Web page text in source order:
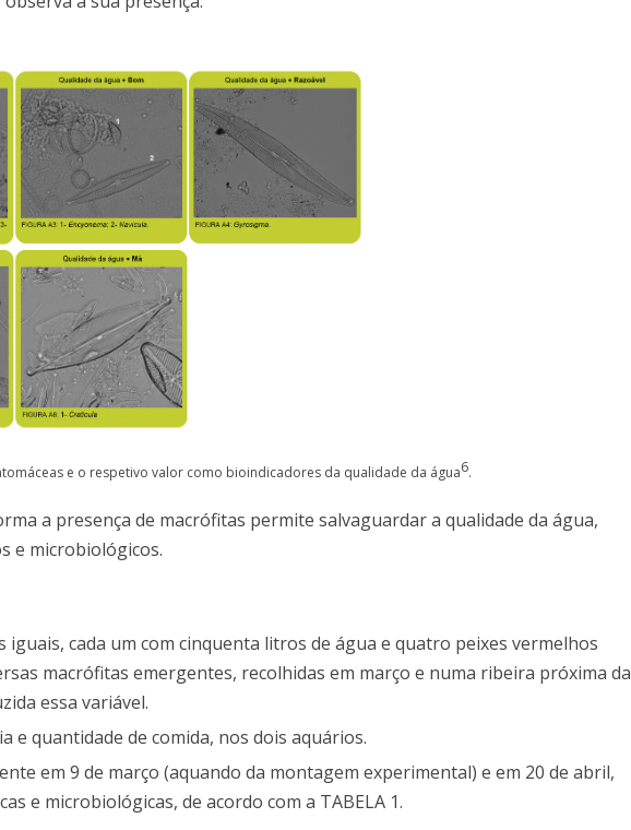
e o respetivo valor como bioindicadores da qualidade da água6.
a presença de macrófitas permite salvaguardar a qualidade da água,
e microbiológicos.
cada um com cinquenta litros de água e quatro peixes vermelhos
macrófitas emergentes, recolhidas em março e numa ribeira próxima da
essa variável.
e quantidade de comida, nos dois aquários.
em 9 de março (aquando da montagem experimental) e em 20 de abril,
e microbiológicas, de acordo com a TABELA 1.